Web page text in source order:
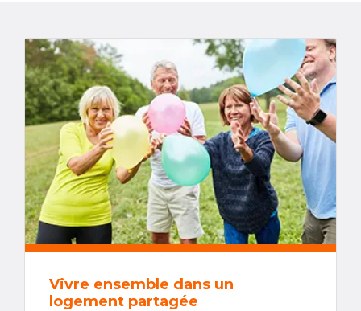
Vivre ensemble dans un
logement partagée